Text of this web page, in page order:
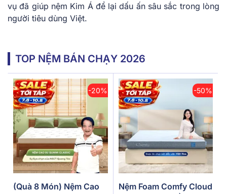
vụ đã giúp nệm Kim Á để lại dấu ấn sâu sắc trong lòng
người tiêu dùng Việt.
TOP NỆM BÁN CHẠY 2026
-20%
(Quà 8 Món) Nệm Cao
-50%
Nệm Foam Comfy Cloud